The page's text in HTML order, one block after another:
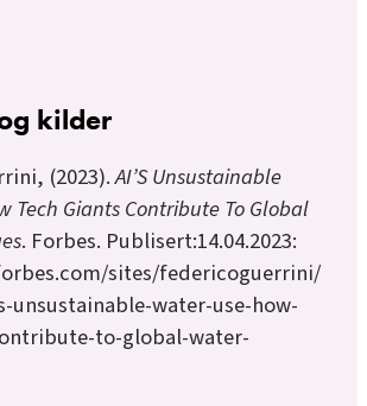
kilder
(2023).AI’S Unsustainable
Tech Giants Contribute To Global
. Forbes. Publisert:14.04.2023:
sites/federicoguerrini/
unsustainable-water-use-how-
to-global-water-